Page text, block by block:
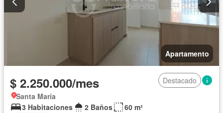
Apartamento
$ 2.250.000/mes
Destacado
Santa María
3 Habitaciones
2 Baños
60 m²